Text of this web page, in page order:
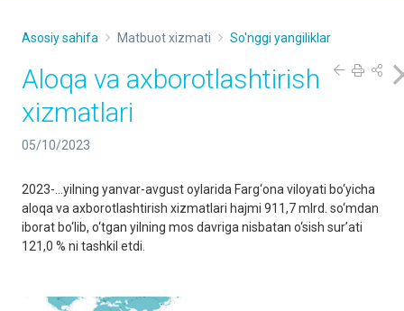
Asosiy sahifa Matbuot xizmati So'nggi yangiliklar
Aloqa va axborotlashtirish
xizmatlari
05/10/2023
2023-…yilning yanvar-avgust oylarida Farg‘ona viloyati bo‘yicha
aloqa va axborotlashtirish xizmatlari hajmi 911,7 mlrd. so‘mdan
iborat bo‘lib, o‘tgan yilning mos davriga nisbatan o‘sish sur’ati
121,0 % ni tashkil etdi.